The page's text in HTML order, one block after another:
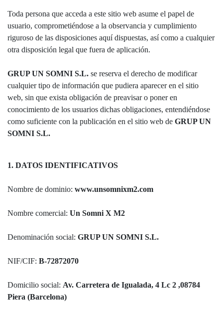
Toda persona que acceda a este sitio web asume el papel de
usuario, comprometiéndose a la observancia y cumplimiento
riguroso de las disposiciones aquí dispuestas, así como a cualquier
otra disposición legal que fuera de aplicación.
GRUP UN SOMNI S.L. se reserva el derecho de modificar
cualquier tipo de información que pudiera aparecer en el sitio
web, sin que exista obligación de preavisar o poner en
conocimiento de los usuarios dichas obligaciones, entendiéndose
como suficiente con la publicación en el sitio web de GRUP UN
SOMNI S.L.
1. DATOS IDENTIFICATIVOS
Nombre de dominio: www.unsomnixm2.com
Nombre comercial: Un Somni X M2
Denominación social: GRUP UN SOMNI S.L.
NIF/CIF: B-72872070
Domicilio social: Av. Carretera de Igualada, 4 Lc 2 ,08784
Piera (Barcelona)